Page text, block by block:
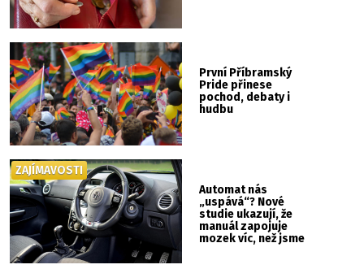
První Příbramský
Pride přinese
pochod, debaty i
hudbu
Automat nás
„uspává“? Nové
studie ukazují, že
manuál zapojuje
mozek víc, než jsme
ZAJÍMAVOSTI